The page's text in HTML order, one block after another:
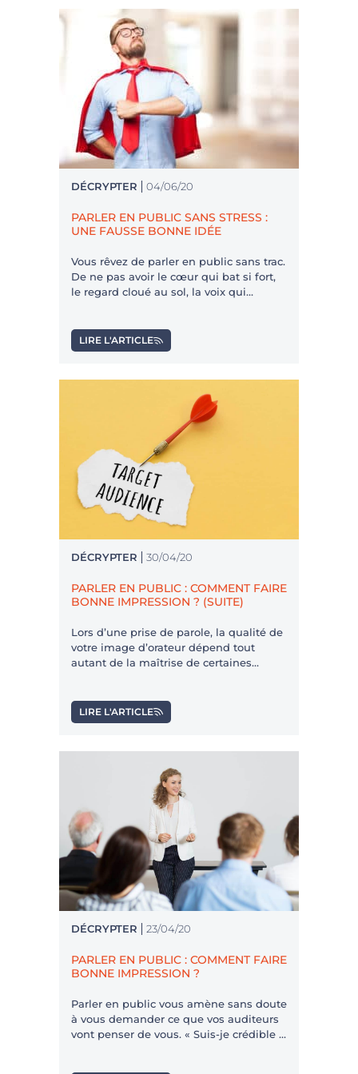
DÉCRYPTER 04/06/20
PARLER EN PUBLIC SANS STRESS :
UNE FAUSSE BONNE IDÉE
Vous rêvez de parler en public sans trac.
De ne pas avoir le cœur qui bat si fort,
le regard cloué au sol, la voix qui
LIRE L'ARTICLE
DÉCRYPTER 30/04/20
PARLER EN PUBLIC : COMMENT FAIRE
BONNE IMPRESSION ? (SUITE)
Lors d’une prise de parole, la qualité de
votre image d’orateur dépend tout
autant de la maîtrise de certaines
même, mais aussi vis-à-vis des autres.
Ces autres qui vous écoutent, vous
êtes en train de dire.
LIRE L'ARTICLE
DÉCRYPTER 23/04/20
PARLER EN PUBLIC : COMMENT FAIRE
BONNE IMPRESSION ?
Parler en public vous amène sans doute
à vous demander ce que vos auditeurs
vont penser de vous. « Suis-je crédible ?